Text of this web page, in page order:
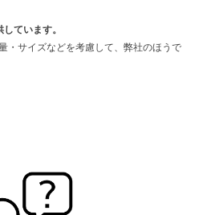
ています。
・サイズなどを考慮して、弊社のほうで